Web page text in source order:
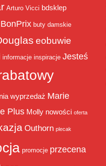
Arturo Vicci bdsklep
BonPrix buty damskie
eobuwie
informacje inspiracje Jesteś
wyprzedaż Marie
Plus Molly nowości oferta
Outhorn plecak
promocje przecena